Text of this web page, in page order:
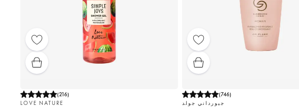
(216)
LOVE NATURE
(746)
جيورداني جولد